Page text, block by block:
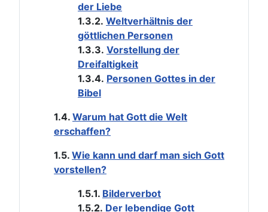
der Liebe
1.3.2. Weltverhältnis der
göttlichen Personen
1.3.3. Vorstellung der
Dreifaltigkeit
1.3.4. Personen Gottes in der
Bibel
1.4. Warum hat Gott die Welt
erschaffen?
1.5. Wie kann und darf man sich Gott
vorstellen?
1.5.1. Bilderverbot
1.5.2. Der lebendige Gott